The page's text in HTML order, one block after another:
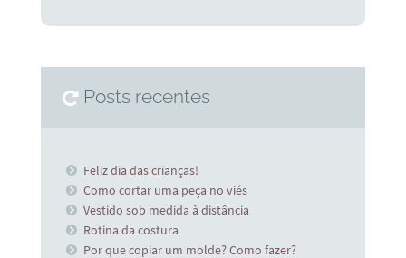
Posts recentes
Feliz dia das crianças!
Como cortar uma peça no viés
Vestido sob medida à distância
Rotina da costura
Por que copiar um molde? Como fazer?